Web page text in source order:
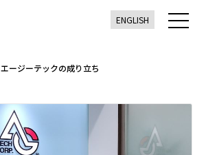
ENGLISH
エージーテックの成り立ち